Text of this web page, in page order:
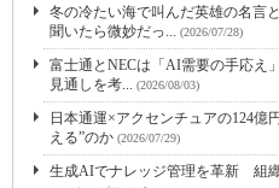
冬の冷たい海で叫んだ英雄の名言
聞いたら微妙だっ... (2026/07/28)
富士通とNECは「AI需要の手応
見通しを考... (2026/08/03)
日本通運×アクセンチュアの124億
える”のか (2026/07/29)
生成AIでナレッジ管理を革新 組